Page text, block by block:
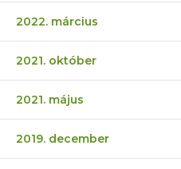
2022. március
2021. október
2021. május
2019. december